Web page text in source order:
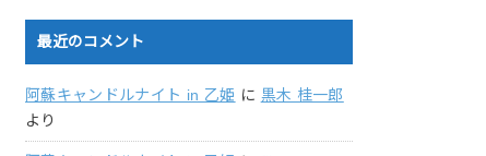
最近のコメント
阿蘇キャンドルナイト in 乙姫 に 黒木 桂一郎
より